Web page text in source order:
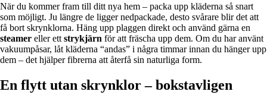
När du kommer fram till ditt nya hem – packa upp kläderna så snart
som möjligt. Ju längre de ligger nedpackade, desto svårare blir det att
få bort skrynklorna. Häng upp plaggen direkt och använd gärna en
steamer eller ett strykjärn för att fräscha upp dem. Om du har använt
vakuumpåsar, låt kläderna “andas” i några timmar innan du hänger upp
dem – det hjälper fibrerna att återfå sin naturliga form.
En flytt utan skrynklor – bokstavligen